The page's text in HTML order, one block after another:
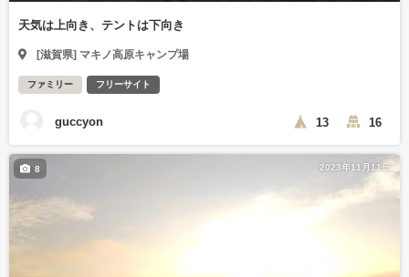
天気は上向き、テントは下向き
[滋賀県] マキノ高原キャンプ場
ファミリー フリーサイト
guccyon 13 16
2023年11月11日
8